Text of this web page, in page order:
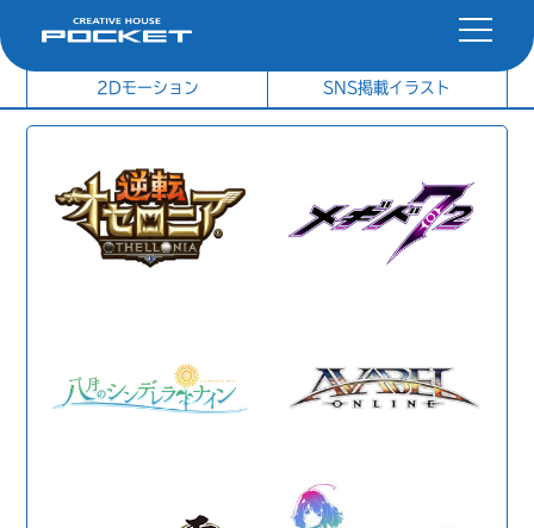
社内制作イラスト
2Dモーション SNS掲載イラスト